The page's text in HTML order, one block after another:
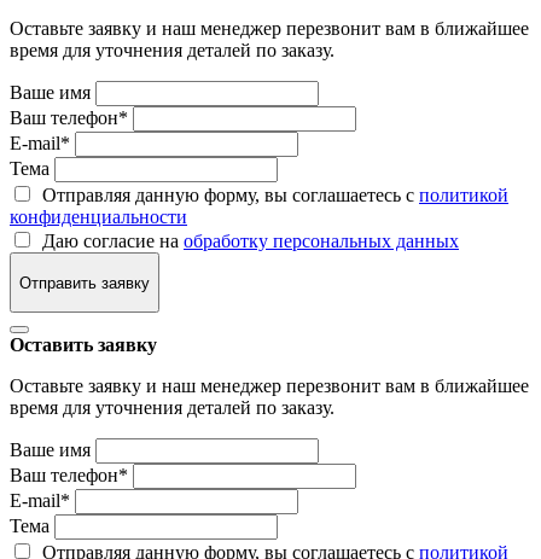
Оставьте заявку и наш менеджер перезвонит вам в ближайшее
время для уточнения деталей по заказу.
Ваше имя
Ваш телефон*
E-mail*
Тема
Отправляя данную форму, вы соглашаетесь с политикой
конфиденциальности
Даю согласие на обработку персональных данных
Отправить заявку
Оставить заявку
Оставьте заявку и наш менеджер перезвонит вам в ближайшее
время для уточнения деталей по заказу.
Ваше имя
Ваш телефон*
E-mail*
Тема
Отправляя данную форму, вы соглашаетесь с политикой